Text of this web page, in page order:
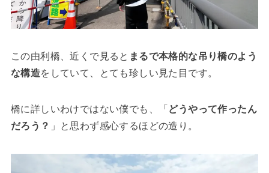
この由利橋、近くで見ると まるで本格的な吊り橋のよう
な構造をしていて、とても珍しい見た目です。
橋に詳しいわけではない僕でも、「 どうやって作ったん
だろう？ 」と思わず感心するほどの造り。